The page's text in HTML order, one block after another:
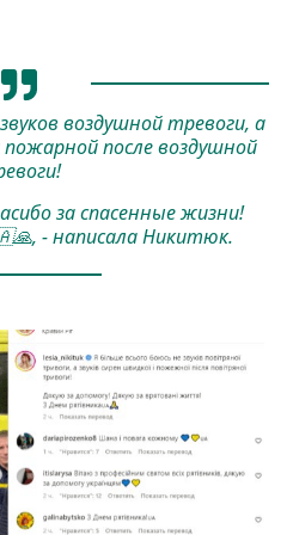
воздушной тревоги, а
после воздушной
за спасенные жизни!
- написала Никитюк.